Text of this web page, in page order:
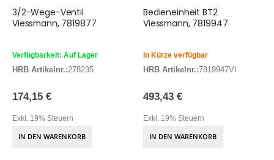
3/2-Wege-Ventil
Viessmann, 7819877
Verfügbarkeit: Auf Lager
HRB Artikelnr.:278235
174,15 €
Exkl. 19% Steuern
IN DEN WARENKORB
Bedieneinheit BT2
Viessmann, 7819947
In Kürze verfügbar
HRB Artikelnr.:7819947VI
493,43 €
Exkl. 19% Steuern
IN DEN WARENKORB